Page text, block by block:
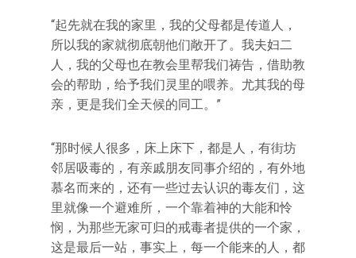
“起先就在我的家里，我的父母都是传道人，
所以我的家就彻底朝他们敞开了。我夫妇二
人，我的父母也在教会里帮我们祷告，借助教
会的帮助，给予我们灵里的喂养。尤其我的母
亲，更是我们全天候的同工。”
“那时候人很多，床上床下，都是人，有街坊
邻居吸毒的，有亲戚朋友同事介绍的，有外地
慕名而来的，还有一些过去认识的毒友们，这
里就像一个避难所，一个靠着神的大能和怜
悯，为那些无家可归的戒毒者提供的一个家，
这是最后一站，事实上，每一个能来的人，都